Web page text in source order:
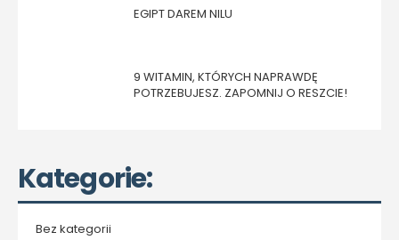
EGIPT DAREM NILU
9 WITAMIN, KTÓRYCH NAPRAWDĘ
POTRZEBUJESZ. ZAPOMNIJ O RESZCIE!
Kategorie:
Bez kategorii